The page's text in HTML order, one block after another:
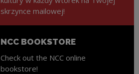
skrzynce mailowej!
NCC BOOKSTORE
Check out the NCC online
bookstore!